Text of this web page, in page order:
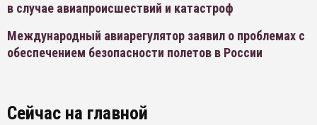
в случае авиапроисшествий и катастроф
Международный авиарегулятор заявил о проблемах с
обеспечением безопасности полетов в России
Сейчас на главной